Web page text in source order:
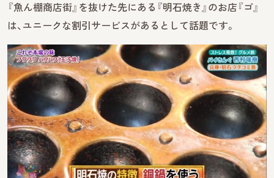
『魚ん棚商店街』を抜けた先にある『明石焼き』のお店『ゴ』
は、ユニークな割引サービスがあるとして話題です。